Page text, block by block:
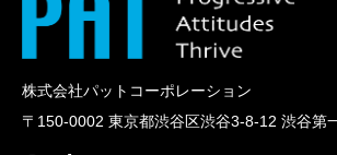
株式会社パットコーポレーション
〒150-0002 東京都渋谷区渋谷3-8-12 渋谷第